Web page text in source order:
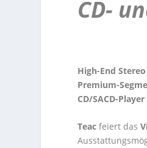
CD-
High-End Stereo
Premium-
CD/SACD-
Teac feiert das